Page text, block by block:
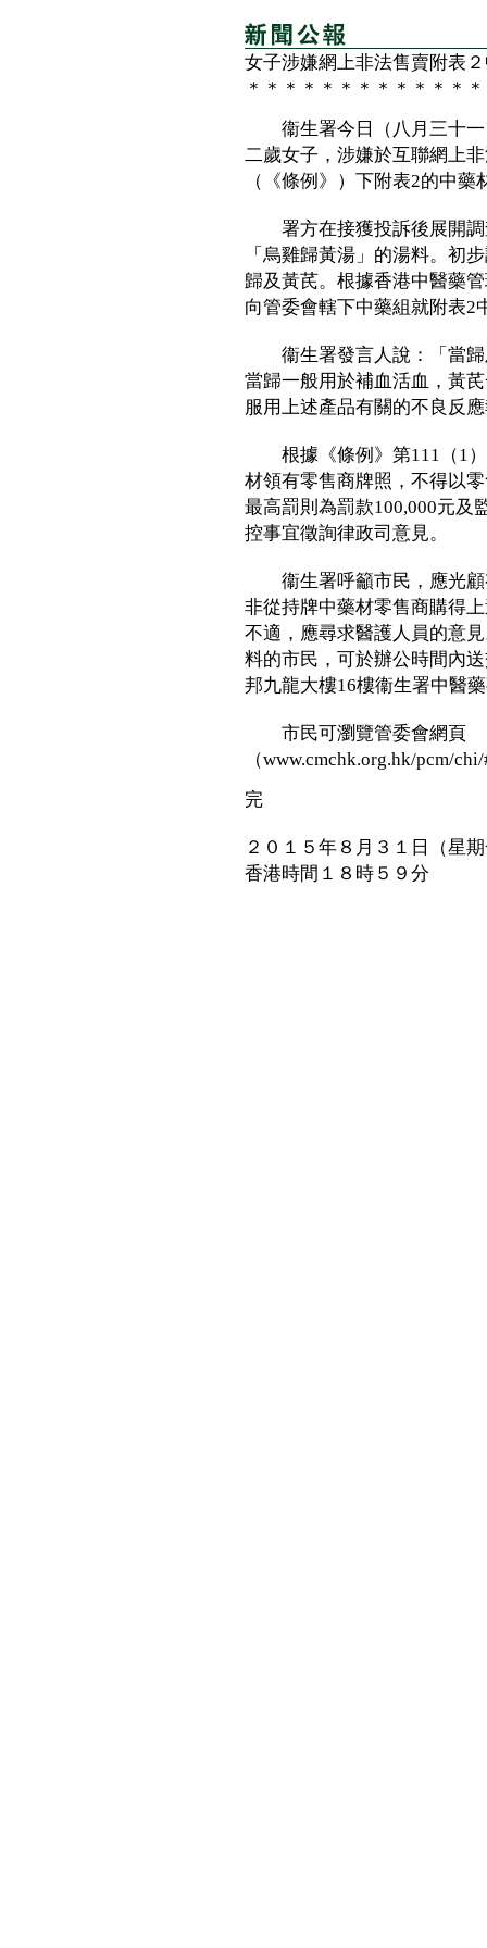
女子涉嫌網上非法售賣附表
＊＊＊＊＊＊＊＊＊＊＊＊
衞生署今日（八月三十一
二歲女子，涉嫌於互聯網上
（《條例》）下附表2的中藥
署方在接獲投訴後展開調
「烏雞歸黃湯」的湯料。初
歸及黃芪。根據香港中醫藥
向管委會轄下中藥組就附表2
衞生署發言人說：「當歸
當歸一般用於補血活血，黃
服用上述產品有關的不良反
根據《條例》第111（1）
材領有零售商牌照，不得以
最高罰則為罰款100,000元及
控事宜徵詢律政司意見。
衞生署呼籲市民，應光顧
非從持牌中藥材零售商購得
不適，應尋求醫護人員的意
料的市民，可於辦公時間內
邦九龍大樓16樓衞生署中醫
市民可瀏覽管委會網頁
（www.cmchk.org.hk/pcm/
完
２０１５年８月３１日（星
香港時間１８時５９分